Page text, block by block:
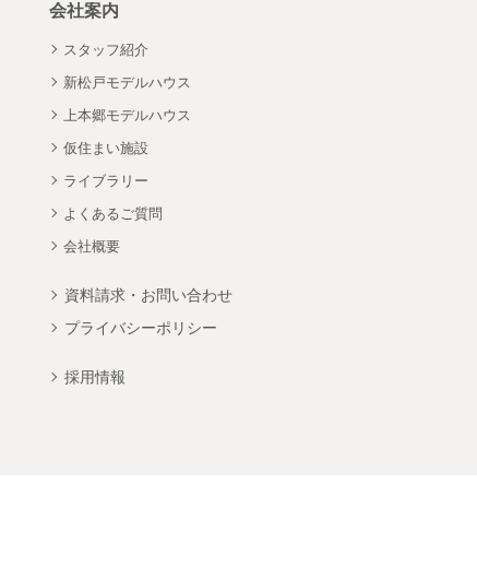
会社案内
スタッフ紹介
新松戸モデルハウス
上本郷モデルハウス
仮住まい施設
ライブラリー
よくあるご質問
会社概要
資料請求・お問い合わせ
プライバシーポリシー
採用情報